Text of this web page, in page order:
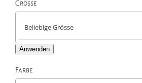
Grösse
Anwenden
Farbe